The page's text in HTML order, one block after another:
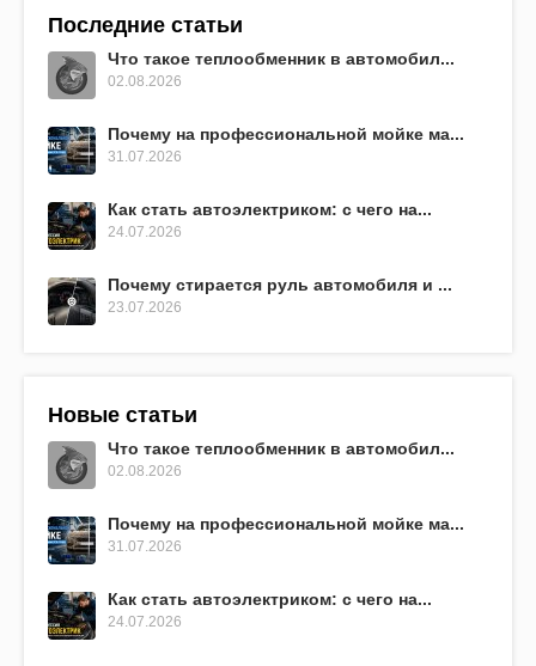
Последние статьи
Что такое теплообменник в автомобил...
02.08.2026
Почему на профессиональной мойке ма...
31.07.2026
Как стать автоэлектриком: с чего на...
24.07.2026
Почему стирается руль автомобиля и ...
23.07.2026
Новые статьи
Что такое теплообменник в автомобил...
02.08.2026
Почему на профессиональной мойке ма...
31.07.2026
Как стать автоэлектриком: с чего на...
24.07.2026